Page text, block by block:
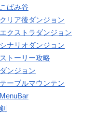
こばみ谷
クリア後ダンジョン
エクストラダンジョン
シナリオダンジョン
ストーリー攻略
ダンジョン
テーブルマウンテン
MenuBar
剣